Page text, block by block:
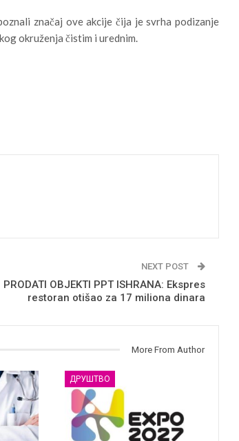
značaj ove akcije čija je svrha podizanje
okruženja čistim i urednim.
NEXT POST
PRODATI OBJEKTI PPT ISHRANA: Ekspres
restoran otišao za 17 miliona dinara
More From Author
ДРУШТВО